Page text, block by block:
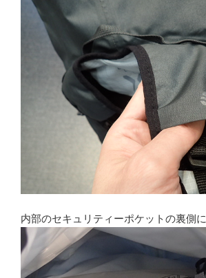
内部のセキュリティーポケットの裏側に